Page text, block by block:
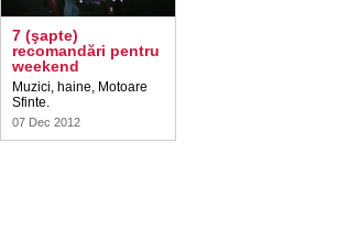
7 (şapte)
recomandări pentru
weekend
Muzici, haine, Motoare
Sfinte.
07 Dec 2012